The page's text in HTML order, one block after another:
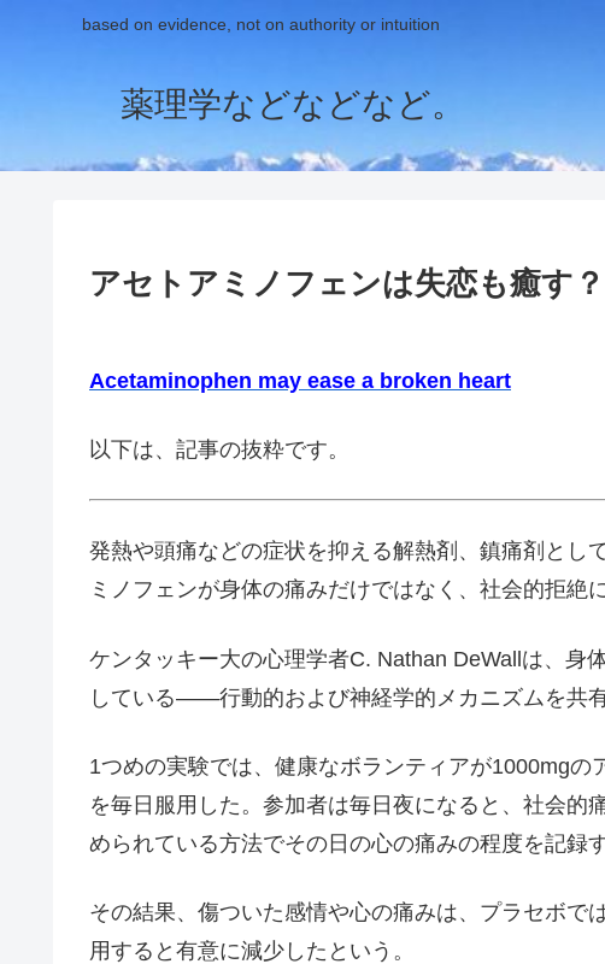
based on evidence, not on authority or intuition
薬理学などなどなど。
アセトアミノフェンは失恋も癒す？
Acetaminophen may ease a broken heart
以下は、記事の抜粋です。
発熱や頭痛などの症状を抑える解熱剤、鎮痛剤とし
ミノフェンが身体の痛みだけではなく、社会的拒絶
ケンタッキー大の心理学者C. Nathan DeWallは、身
している――行動的および神経学的メカニズムを共
1つめの実験では、健康なボランティアが1000mgの
を毎日服用した。参加者は毎日夜になると、社会的
められている方法でその日の心の痛みの程度を記録す
その結果、傷ついた感情や心の痛みは、プラセボで
用すると有意に減少したという。